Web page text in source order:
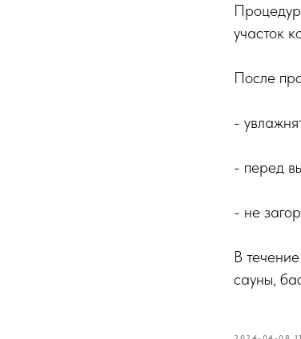
участок
После
-
- перед
- не
В
сауны,